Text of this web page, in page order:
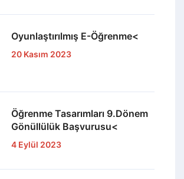
Oyunlaştırılmış E-Öğrenme<
20 Kasım 2023
Öğrenme Tasarımları 9.Dönem
Gönüllülük Başvurusu<
4 Eylül 2023